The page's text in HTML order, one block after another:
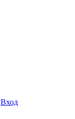
Вход